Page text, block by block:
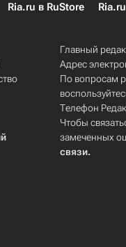
Ria.ru в RuStore
Главный
Адрес
По вопросам
Телефон
Чтобы
замеченных
связи.